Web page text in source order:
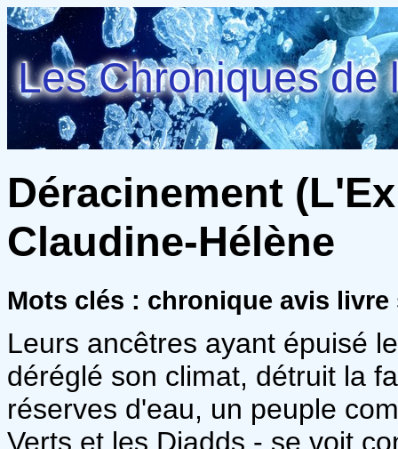
Les Chroniques de
Déracinement
Claudine-Hélène
Mots clés : chronique avis livre
Leurs ancêtres ayant épuisé
déréglé son climat, détruit la
réserves d'eau, un peuple
Verts et les Djadds - se voit